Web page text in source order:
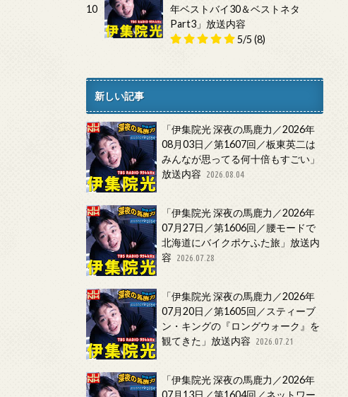
10
年ベストバイ30＆ベストネタ
Part3」放送内容
5/5 (8)
新しい記事
「伊集院光 深夜の馬鹿力／2026年
08月03日／第1607回／板東英二は
みんなが思ってる何十倍もすごい」
放送内容
2026.08.04
「伊集院光 深夜の馬鹿力／2026年
07月27日／第1606回／腰モードで
北海道にバイクポケふた旅」放送内
容
2026.07.28
「伊集院光 深夜の馬鹿力／2026年
07月20日／第1605回／スティーブ
ン・キングの『ロングウォーク』を
観てきた」放送内容
2026.07.21
「伊集院光 深夜の馬鹿力／2026年
07月13日／第1604回／ネットワー